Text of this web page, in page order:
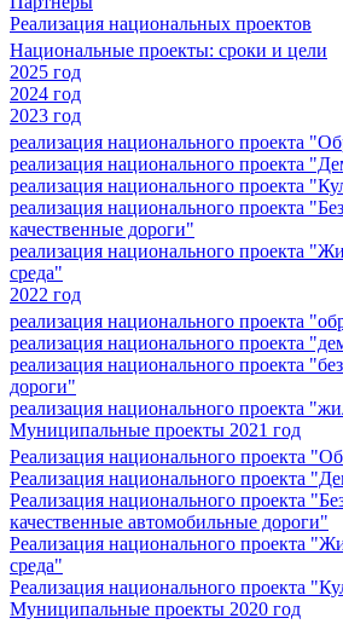
Реализация национальных проектов
Национальные проекты: сроки и цели
2025 год
2024 год
2023 год
реализация национального проекта
реализация национального проекта
реализация национального проекта
реализация национального проекта
качественные дороги"
реализация национального проекта
среда"
2022 год
реализация национального проекта
реализация национального проекта
реализация национального проекта
дороги"
реализация национального проекта
Муниципальные проекты 2021 год
Реализация национального проекта
Реализация национального проекта
Реализация национального проекта
качественные автомобильные дороги"
Реализация национального проекта
среда"
Реализация национального проекта
Муниципальные проекты 2020 год